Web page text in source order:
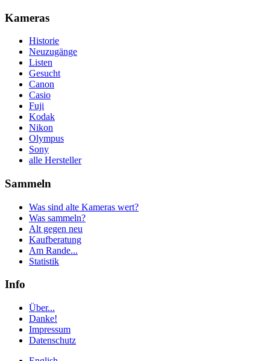
Kameras
Historie
Neuzugänge
Listen
Gesucht
Canon
Casio
Fuji
Kodak
Nikon
Olympus
Sony
alle Hersteller
Sammeln
Was sind alte Kameras wert?
Was sammeln?
Alt gegen neu
Kaufberatung
Am Rande...
Statistik
Info
Über...
Danke!
Impressum
Datenschutz